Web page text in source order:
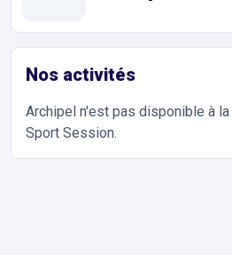
Nos activités
Archipel n'est pas disponible à
Sport Session.